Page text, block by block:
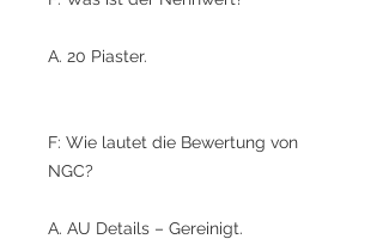
A. 20 Piaster.
F: Wie lautet die Bewertung von
NGC?
A. AU Details – Gereinigt.